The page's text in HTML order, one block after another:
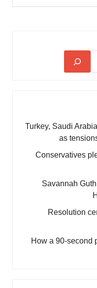
Turkey, Saudi
as
Conservatives
Savannah
Resolution
How a 90-second